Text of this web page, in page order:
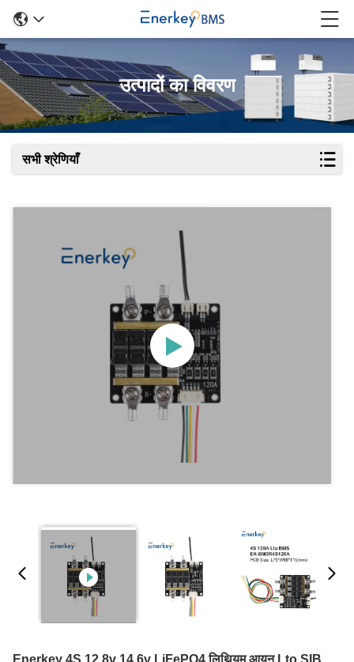
उत्पादों का विवरण
सभी श्रेणियाँ
Enerkey 4S 12.8v 14.6v LiFePO4 लिथियम आयन Lto SIB